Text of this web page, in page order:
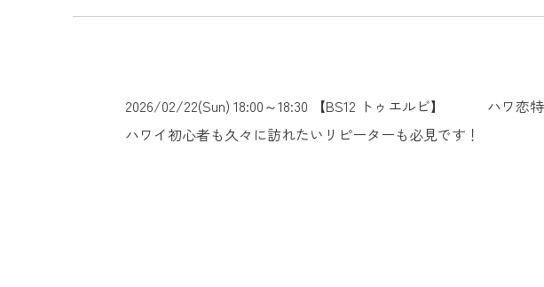
2026/02/22(Sun) 18:00～18:30 【BS12 トゥエルビ】 ハワ恋特
ハワイ初心者も久々に訪れたいリピーターも必見です！